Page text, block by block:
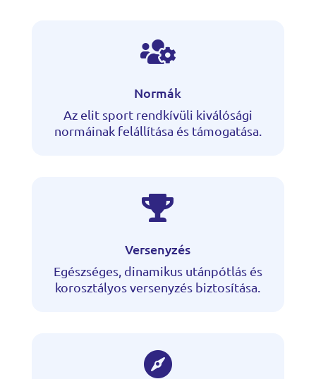

Normák
Az elit sport rendkívüli kiválósági
normáinak felállítása és támogatása.

Versenyzés
Egészséges, dinamikus utánpótlás és
korosztályos versenyzés biztosítása.
